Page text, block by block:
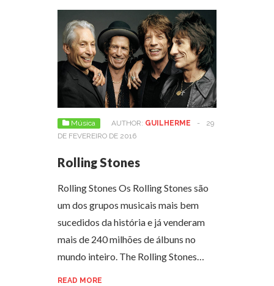
Música AUTHOR: GUILHERME -
29
DE FEVEREIRO DE 2016
Rolling Stones
Rolling Stones Os Rolling Stones são
um dos grupos musicais mais bem
sucedidos da história e já venderam
mais de 240 milhões de álbuns no
mundo inteiro. The Rolling Stones…
READ MORE